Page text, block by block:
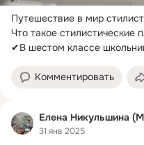
Путешествие в мир
Что такое стилистические
✔В шестом классе
Комментировать
Елена Никульшина
31 янв 2025